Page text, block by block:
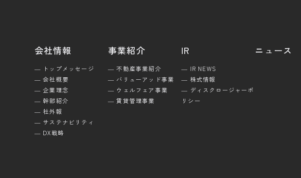
会社情報
― トップメッセージ
― 会社概要
― 企業理念
― 幹部紹介
― 社外報
― サステナビリティ
― DX戦略
事業紹介
― 不動産事業紹介
― バリューアッド事業
― ウェルフェア事業
― 賃貸管理事業
IR
― IR NEWS
― 株式情報
― ディスクロージャーポ
リシー
ニュース